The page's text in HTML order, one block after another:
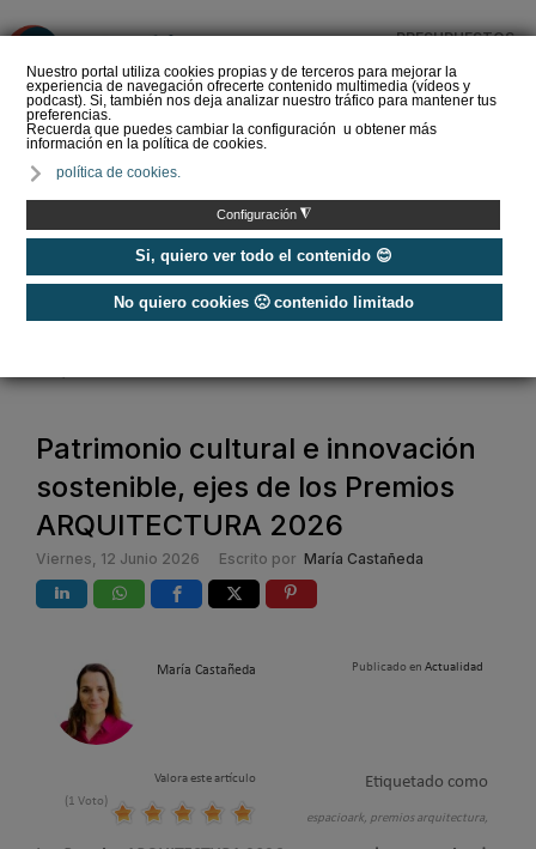
Nuestro portal utiliza cookies propias y de terceros para mejorar la
experiencia de navegación ofrecerte contenido multimedia (vídeos y
podcast). Si, también nos deja analizar nuestro tráfico para mantener tus
preferencias.
Recuerda que puedes cambiar la configuración u obtener más
información en la política de cookies.
política de cookies.
Configuración ◮
Si, quiero ver todo el contenido 😊
No quiero cookies 🙁 contenido limitado
PRESUPUESTOS
del Amperio (Episodio 3)
Noticias / Actualidad
/
Patrimonio cultural e innovación
sostenible, ejes de los Premios
ARQUITECTURA 2026
Viernes, 12 Junio 2026 Escrito por María Castañeda
María Castañeda Publicado en Actualidad
Valora este artículo
(1 Voto)
Etiquetado como
espacioark, premios arquitectura,